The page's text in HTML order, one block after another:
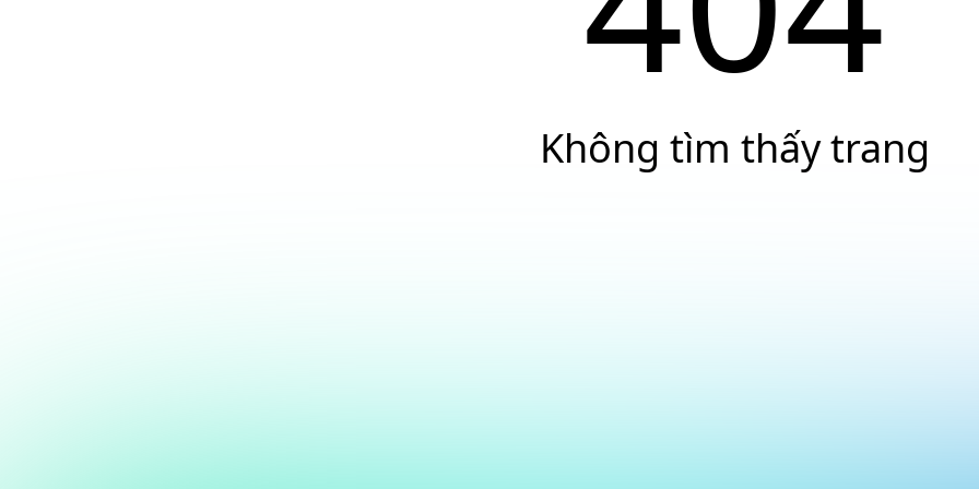
Không tìm thấy trang